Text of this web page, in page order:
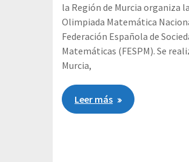
la Región de Murcia organiza
Olimpiada Matemática
Federación Española de
Matemáticas (FESPM). Se
Murcia,
Leer más